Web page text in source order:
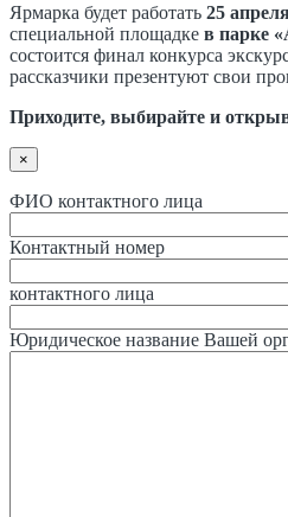
Ярмарка будет работать 25
специальной площадке в парке
состоится финал конкурса
рассказчики презентуют свои
Приходите, выбирайте и
×
ФИО контактного лица
Контактный номер
контактного лица
Юридическое название Вашей